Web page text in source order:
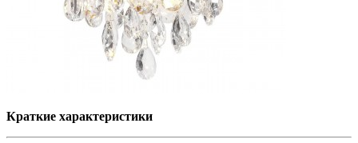
Краткие характеристики